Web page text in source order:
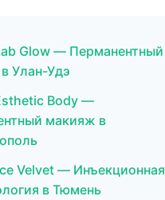
Glow — Перманентный
Улан-Удэ
Body —
макияж в
Velvet — Инъекционная
в Тюмень